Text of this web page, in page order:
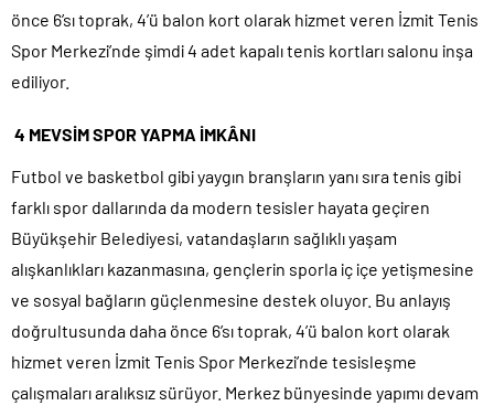
önce 6’sı toprak, 4’ü balon kort olarak hizmet veren İzmit Tenis
Spor Merkezi’nde şimdi 4 adet kapalı tenis kortları salonu inşa
ediliyor.
4 MEVSİM SPOR YAPMA İMKÂNI
Futbol ve basketbol gibi yaygın branşların yanı sıra tenis gibi
farklı spor dallarında da modern tesisler hayata geçiren
Büyükşehir Belediyesi, vatandaşların sağlıklı yaşam
alışkanlıkları kazanmasına, gençlerin sporla iç içe yetişmesine
ve sosyal bağların güçlenmesine destek oluyor. Bu anlayış
doğrultusunda daha önce 6’sı toprak, 4’ü balon kort olarak
hizmet veren İzmit Tenis Spor Merkezi’nde tesisleşme
çalışmaları aralıksız sürüyor. Merkez bünyesinde yapımı devam